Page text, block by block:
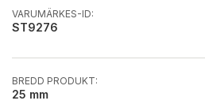
VARUMÄRKES-ID:
ST9276
BREDD PRODUKT:
25 mm